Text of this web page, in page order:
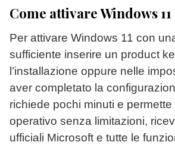
Come attivare Windows
Per attivare Windows 11 con
sufficiente inserire un product
l’installazione oppure nelle
aver completato la
richiede pochi minuti e
operativo senza limitazioni,
ufficiali Microsoft e tutte le